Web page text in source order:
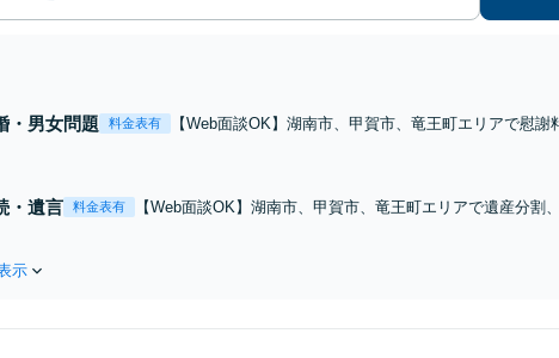
・男女問題 料金表有
【Web面談OK】湖南市、甲賀市、竜王町エリアで慰
・遺言 料金表有
【Web面談OK】湖南市、甲賀市、竜王町エリアで遺産分
示